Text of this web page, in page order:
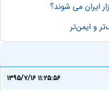
۱۳۹۵/۷/۱۶ ۱۱:۲۵:۵۶